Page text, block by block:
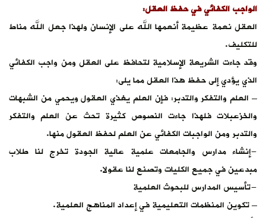
الواجب الكفائي في حفظ العقل:
العقل نعمة عظيمة أنعمها الله على الإنسان ولهذا جعل الله مناط
للتكليف.
وقد جاءت الشريعة الإسلامية لتحافظ على العقل ومن واجب الكفائي
الذي يؤدي إلى حفظ هذا العقل مما يلى:
– العلم والتفكر والتدبر: فإن العلم يغذي العقول ويحمي من الشبهات
والخزعبلات فلهذا جاءت النصوص كثيرة تحث عن العلم والتفكر
والتدبر ومن الواجبات الكفائي عن العلم لحفظ العقول منها.
-إنشاء مدارس والجامعات علمية عالية الجودة تخرج لنا طلاب
مبدعين في جميع الكليات وتصنع لنا عقولا.
-تأسيس المدارس للبحوث العلمية
– تكوين المنظمات التعليمية في إعداد المناهج العلمية.